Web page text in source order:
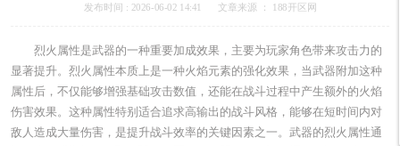
发布时间 : 2026-06-02 14:41 文章来源 ： 188开区网
烈火属性是武器的一种重要加成效果，主要为玩家角色带来攻击力的
显著提升。烈火属性本质上是一种火焰元素的强化效果，当武器附加这种
属性后，不仅能够增强基础攻击数值，还能在战斗过程中产生额外的火焰
伤害效果。这种属性特别适合追求高输出的战斗风格，能够在短时间内对
敌人造成大量伤害，是提升战斗效率的关键因素之一。武器的烈火属性通